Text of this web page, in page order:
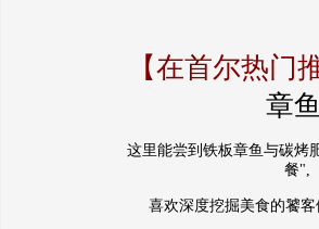
【在首尔热门
章鱼
这里能尝到铁板章鱼与碳烤
餐",
喜欢深度挖掘美食的饕客